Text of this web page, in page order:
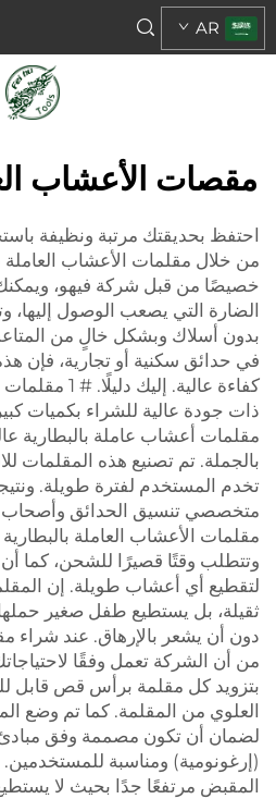
AR
مقصات الأعشاب
احتفظ بحديقتك مرتبة ونظيفة
من خلال مقلمات الأعشاب العاملة
خصيصًا من قبل شركة فيهو،
الضارة التي يصعب الوصول إليها،
بدون أسلاك وبشكل خالٍ من
في حدائق سكنية أو تجارية، فإن
كفاءة عالية.
ذات جودة عالية للشراء بكميات
مقلمات أعشاب عاملة بالبطارية
بالجملة. تم تصنيع هذه المقلمات
تخدم المستخدم لفترة طويلة.
متخصصي تنسيق الحدائق وأصحاب
مقلمات الأعشاب العاملة
وتتطلب وقتًا قصيرًا للشحن، كما
لتقطيع أي أعشاب طويلة. إن
ثقيلة، بل يستطيع طفل صغير
دون أن يشعر بالإرهاق. عند شراء
من أن الشركة تعمل وفقًا
بتزويد كل مقلمة برأس قص قابل
العلوي من المقلمة. كما تم وضع
لضمان أن تكون مصممة وفق مبادئ
(إرغونومية) ومناسبة للمستخدمين.
المقبض مرتفعًا جدًا بحيث لا